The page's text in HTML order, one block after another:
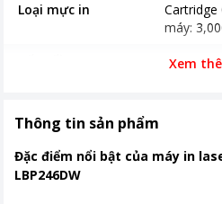
Loại mực in
Cartridge
máy:
USB/
Nơi sản xuất
Kích thước, khối lượng 399 x
Xem
Thông tin sản phẩm
Đặc điểm nổi bật của máy in
LBP246DW